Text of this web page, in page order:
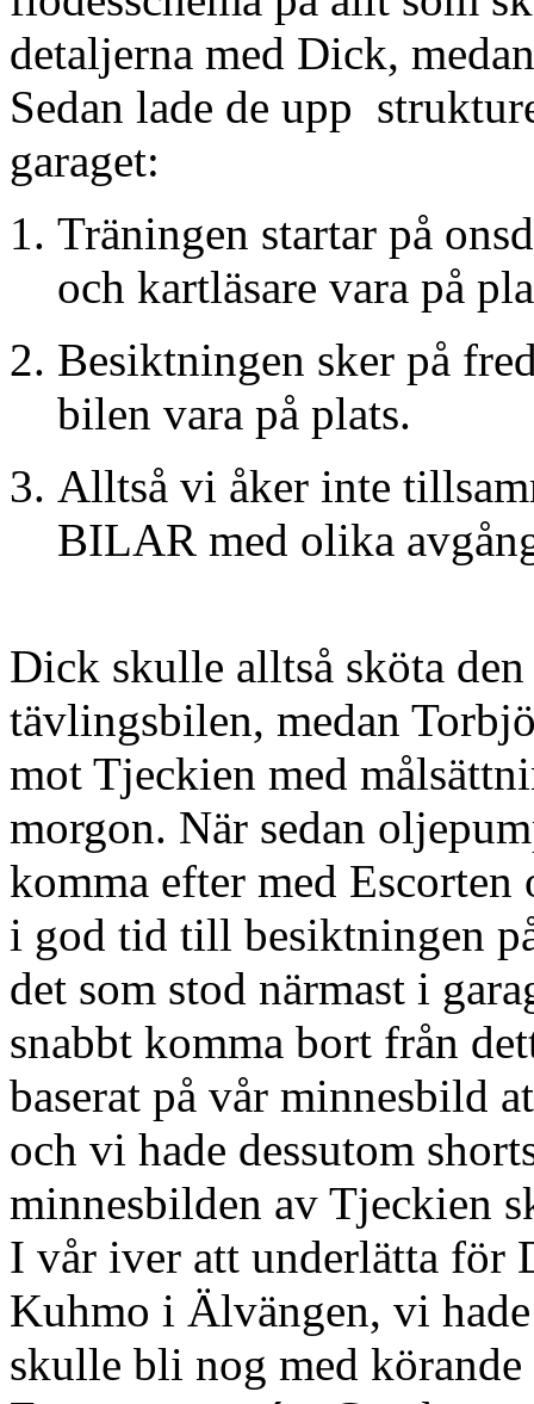
detaljerna med Dick,
Sedan lade de upp
garaget:
Träningen startar på
och kartläsare vara på
Besiktningen sker på
bilen vara på plats.
Alltså vi åker inte
BILAR med olika
Dick skulle alltså sköta
tävlingsbilen, medan
mot Tjeckien med
morgon. När sedan
komma efter med
i god tid till besiktningen
det som stod närmast i
snabbt komma bort från
baserat på vår minnesbild
och vi hade dessutom
minnesbilden av Tjeckien
I vår iver att underlätta för
Kuhmo i Älvängen, vi
skulle bli nog med körande